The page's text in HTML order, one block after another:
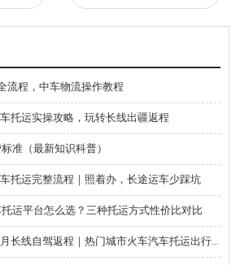
流程，中车物流操作教程
托运实操攻略，玩转长线出疆返程
准（最新知识科普）
托运完整流程｜照着办，长途运车少踩坑
运平台怎么选？三种托运方式性价比对比
中车物流：暑期 7-9 月长线自驾返程｜热门城市火车汽车托运出行全攻略